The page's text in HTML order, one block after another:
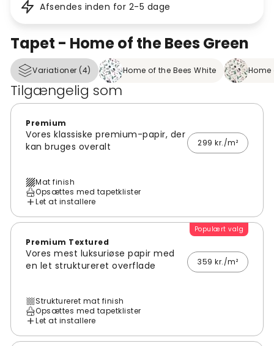
Tapet - Home of the Bees Green
Variationer (4) Home of the Bees White Home
Tilgængelig som
Premium
Vores klassiske premium-papir, der
kan bruges overalt
299 kr./m²
Mat finish
Opsættes med tapetklister
Let at installere
Populært valg
Premium Textured
Vores mest luksuriøse papir med
en let struktureret overflade
359 kr./m²
Struktureret mat finish
Opsættes med tapetklister
Let at installere
Afsendes inden for 2-5 dage